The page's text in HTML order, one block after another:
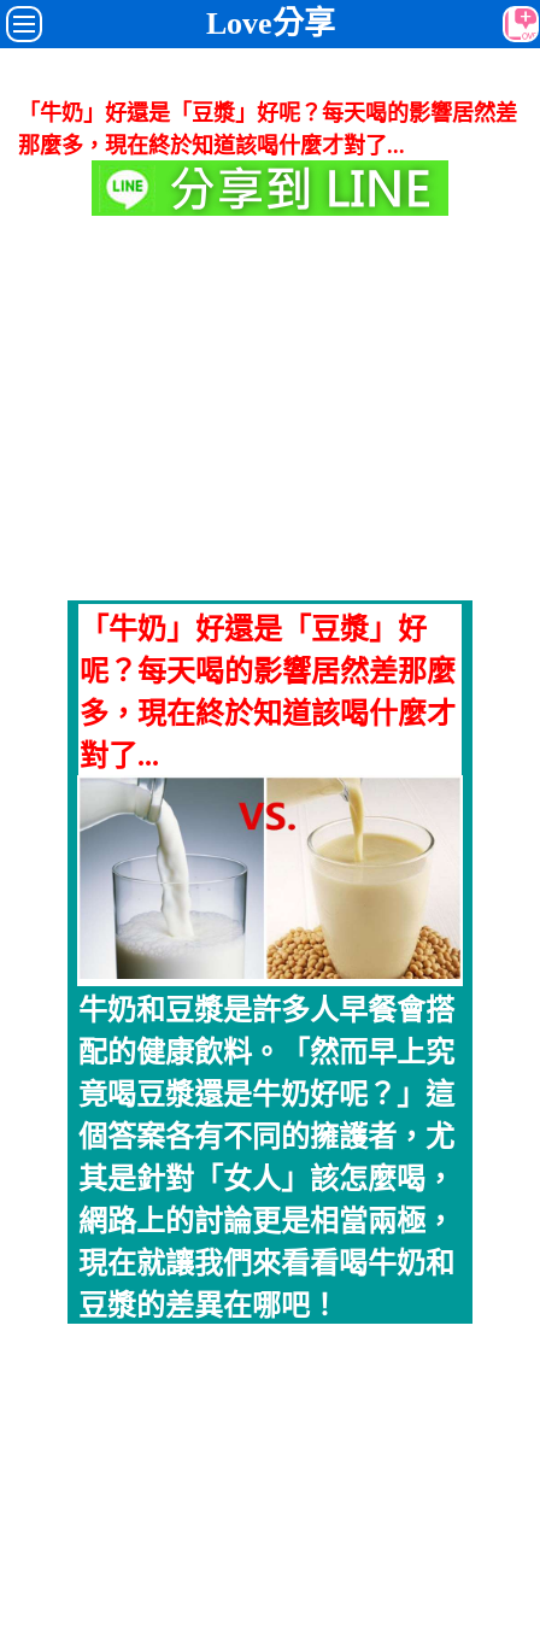
Love分享
「牛奶」好還是「豆漿」好呢？每天喝的影響居然差
那麼多，現在終於知道該喝什麼才對了...
「牛奶」好還是「豆漿」好
呢？每天喝的影響居然差那麼
多，現在終於知道該喝什麼才
對了...
牛奶和豆漿是許多人早餐會搭
配的健康飲料。「然而早上究
竟喝豆漿還是牛奶好呢？」這
個答案各有不同的擁護者，尤
其是針對「女人」該怎麼喝，
網路上的討論更是相當兩極，
現在就讓我們來看看喝牛奶和
豆漿的差異在哪吧！